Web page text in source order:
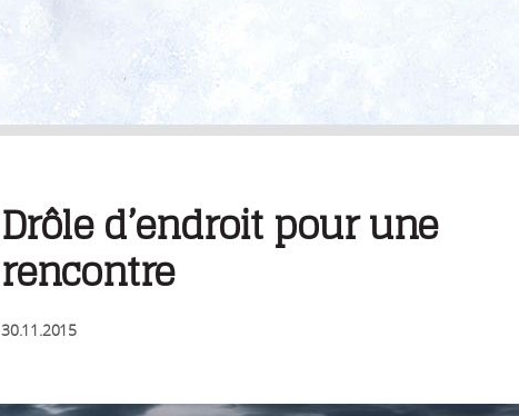
Drôle d’endroit pour une
rencontre
30.11.2015